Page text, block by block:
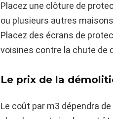
Placez une clôture de
ou plusieurs autres
Placez des écrans de
voisines contre la chute de
Le prix de la
Le coût par m3 dépendra